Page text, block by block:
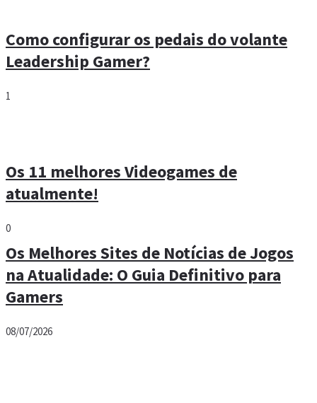
Como configurar os pedais do volante
Leadership Gamer?
1
Os 11 melhores Videogames de
atualmente!
0
Os Melhores Sites de Notícias de Jogos
na Atualidade: O Guia Definitivo para
Gamers
08/07/2026